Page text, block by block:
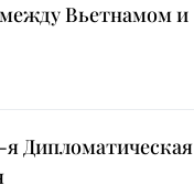
Вьетнамом и
я Дипломатическая